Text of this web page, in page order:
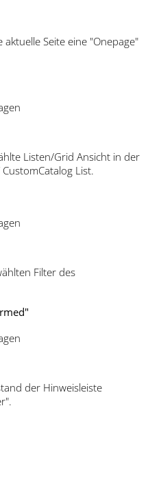
aktuelle Seite eine "Onepage"
Listen/Grid Ansicht in der
List.
Filter des
der Hinweisleiste